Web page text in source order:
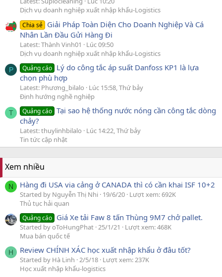
Dịch vụ doanh nghiệp xuất nhập khẩu-Logistics
Chia sẻ Giải Pháp Toàn Diện Cho Doanh Nghiệp Và Cá
Nhân Lần Đầu Gửi Hàng Đi
Latest: Thành Vinh01
Lúc 09:50
Dịch vụ doanh nghiệp xuất nhập khẩu-Logistics
P Quảng cáo Lý do công tắc áp suất Danfoss KP1 là lựa
chọn phù hợp
Latest: Phương_bilalo
Lúc 15:58, Thứ bảy
Định hướng nghề nghiệp
T Quảng cáo Tại sao hệ thống nước nóng cần công tắc dòng
chảy?
Latest: thuylinhbilalo
Lúc 14:22, Thứ bảy
Tin tức cập nhật
Xem nhiều
N Hàng đi USA via cảng ở CANADA thì có cần khai ISF 10+2
Started by Nguyễn Thị Nhi 19/6/20 Lượt xem: 692K
Thủ tục hải quan
Quảng cáo Giá Xe tải Faw 8 tấn Thùng 9M7 chở pallet.
Started by oToHungPhat 25/1/21
Lượt xem: 468K
Mua bán quốc tế
H Review CHÍNH XÁC học xuất nhập khẩu ở đâu tốt?
Started by Hà Linh 2/5/18 Lượt xem: 237K
Học xuất nhập khẩu-logistics